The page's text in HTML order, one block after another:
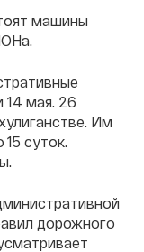
машины
14 мая. 26
Им
суток.
дорожного